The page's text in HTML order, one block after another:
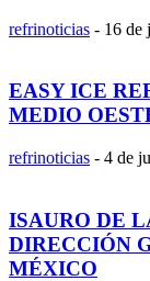
refrinoticias - 16 de
EASY ICE
MEDIO
refrinoticias - 4 de
ISAURO DE
DIRECCIÓN
MÉXICO